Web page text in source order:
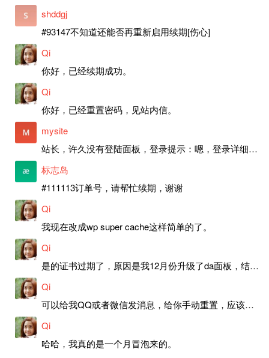
shddgj
#93147不知道还能否再重新启用续期[伤心]
Qi
你好，已经续期成功。
Qi
你好，已经重置密码，见站内信。
mysite
站长，许久没有登陆面板，登录提示：嗯，登录详细信息似乎不正确。请重试。 网站还可以正常使用。如果是密码问题请帮忙重置一下密码。谢谢。订单号：97790，账号：aa20210950。 站长，提交了工单，你回复续期成功，不过我的问题是面部登陆信息有问题，一直是初始密码，现在无法登陆，有时间麻烦排查一下。
标志岛
#111113订单号，请帮忙续期，谢谢
Qi
我现在改成wp super cache这样简单的了。
Qi
是的证书过期了，原因是我12月份升级了da面板，结果后台证书就不更新了，目前还在排查问题。切换PHP版本现在没有了，因为DA新版不支持。
Qi
可以给我QQ或者微信发消息，给你手动重置，应该是服务器插件有问题了，这个wp的主题太老了，导致现在好多的问题，网站的签到功能也是因为这个原因导致的。
Qi
哈哈，我真的是一个月冒泡来的。